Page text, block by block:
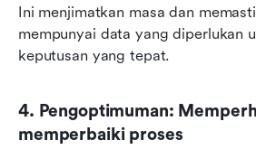
Ini menjimatkan masa dan
mempunyai data yang diperlukan
keputusan yang tepat.
4. Pengoptimuman:
memperbaiki proses